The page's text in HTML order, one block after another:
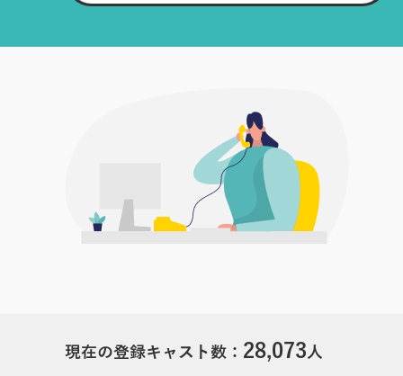
現在の登録キャスト数： 28,073人